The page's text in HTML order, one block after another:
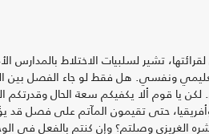
تشير لسلبيات الاختلاط بالمدارس
ونفسي. هل فقط لو جاء الفصل بين
يا قوم ألا يكفيكم سعة الحال وقدرتكم
آسيا وأفريقيا، حتى تقيمون المآتم على فصل
الغريزي وصلتم؟ وإن كنتم بالفعل في